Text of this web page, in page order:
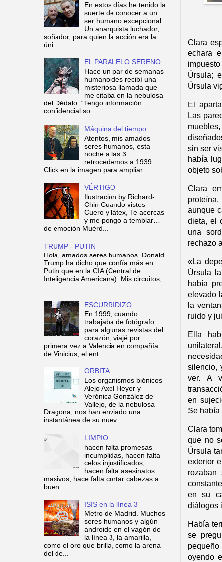
Clara
echara
Úrsula;
Úrsula
El
Las
sin ser
había
objeto
Clara
aunque
dieta, el
una
rechazo
«La
Úrsula
había
elevado
la
ruido y
Ella
silencio,
ver. A
en
Se había
Clara
que no
Úrsula
exterior
rozaban
en su
diálogos
Había
se
oyendo
En estos días he tenido la
suerte de conocer a un
ser humano excepcional.
Un anarquista luchador,
soñador, para quien la acción era la
úni...
EL PARALELO SERENO
Hace un par de semanas
humanoides recibí una
misteriosa llamada que
me citaba en la nebulosa
del Dédalo. “Tengo información
confidencial so...
Máquina del tiempo
Atentos, mis amados
seres humanos, esta
noche a las 3
retrocedemos a 1939.
Click en la imagen para ampliar
VÉRTIGO
Ilustración by Richard-
Chin Cuando vistes
Cuero y látex, Te acercas
y me pongo a temblar…
de emoción Muérd...
TRUMP - PUTIN
Hola, amados seres humanos. Donald
Trump ha dicho que confía más en
Putin que en la CIA (Central de
Inteligencia Americana). Mis circuitos,
...
ESCURRIDIZO
En 1999, cuando
trabajaba de fotógrafo
para algunas revistas del
corazón, viajé por
primera vez a Valencia en compañía
de Vinicius, el ent...
ORBITA
Los organismos biónicos
Alejo Axel Heyer y
Verónica González de
Vallejo, de la nebulosa
Dragona, nos han enviado una
instantánea de su nuev...
LIMPIO
hacen falta promesas
incumplidas, hacen falta
celos injustificados,
hacen falta asesinatos
masivos, hace falta cortar cabezas a
buen...
ISIS en la línea 3
Metro de Madrid. Muchos
seres humanos y algún
androide en el vagón de
la línea 3, la amarilla,
como el oro que brilla, como la arena
del de...